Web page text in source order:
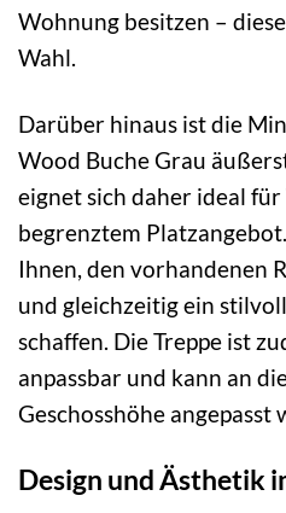
Wohnung besitzen –
Wahl.
Darüber hinaus ist die
Wood Buche Grau
eignet sich daher ideal
begrenztem
Ihnen, den vorhandenen
und gleichzeitig ein
schaffen. Die Treppe ist
anpassbar und kann an
Geschosshöhe angepasst
Design und Ästhetik